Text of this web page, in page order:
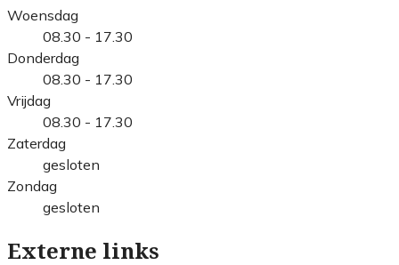
Woensdag
08.30 - 17.30
Donderdag
08.30 - 17.30
Vrijdag
08.30 - 17.30
Zaterdag
gesloten
Zondag
gesloten
Externe links